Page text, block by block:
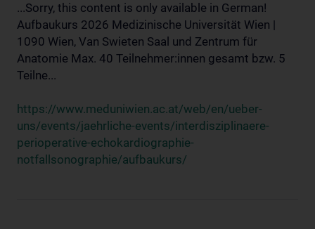
...Sorry, this content is only available in German!
Aufbaukurs 2026 Medizinische Universität Wien |
1090 Wien, Van Swieten Saal und Zentrum für
Anatomie Max. 40 Teilnehmer:innen gesamt bzw. 5
Teilne...
https://www.meduniwien.ac.at/web/en/ueber-
uns/events/jaehrliche-events/interdisziplinaere-
perioperative-echokardiographie-
notfallsonographie/aufbaukurs/